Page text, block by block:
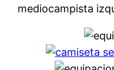
mediocampista